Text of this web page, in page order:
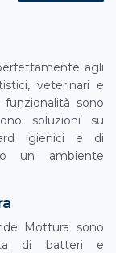
agli
veterinari e
sono
soluzioni su
igienici e di
un ambiente
Mottura sono
di batteri e